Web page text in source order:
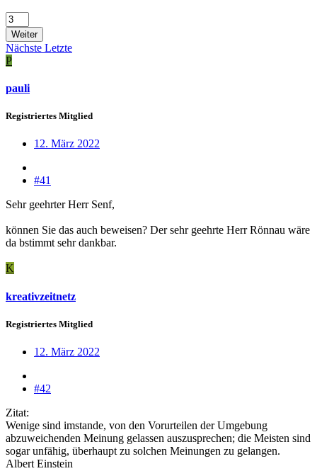
Weiter
Nächste Letzte
P
pauli
Registriertes Mitglied
12. März 2022
#41
Sehr geehrter Herr Senf,
können Sie das auch beweisen? Der sehr geehrte Herr Rönnau wäre
da bstimmt sehr dankbar.
K
kreativzeitnetz
Registriertes Mitglied
12. März 2022
#42
Zitat:
Wenige sind imstande, von den Vorurteilen der Umgebung
abzuweichenden Meinung gelassen auszusprechen; die Meisten sind
sogar unfähig, überhaupt zu solchen Meinungen zu gelangen.
Albert Einstein